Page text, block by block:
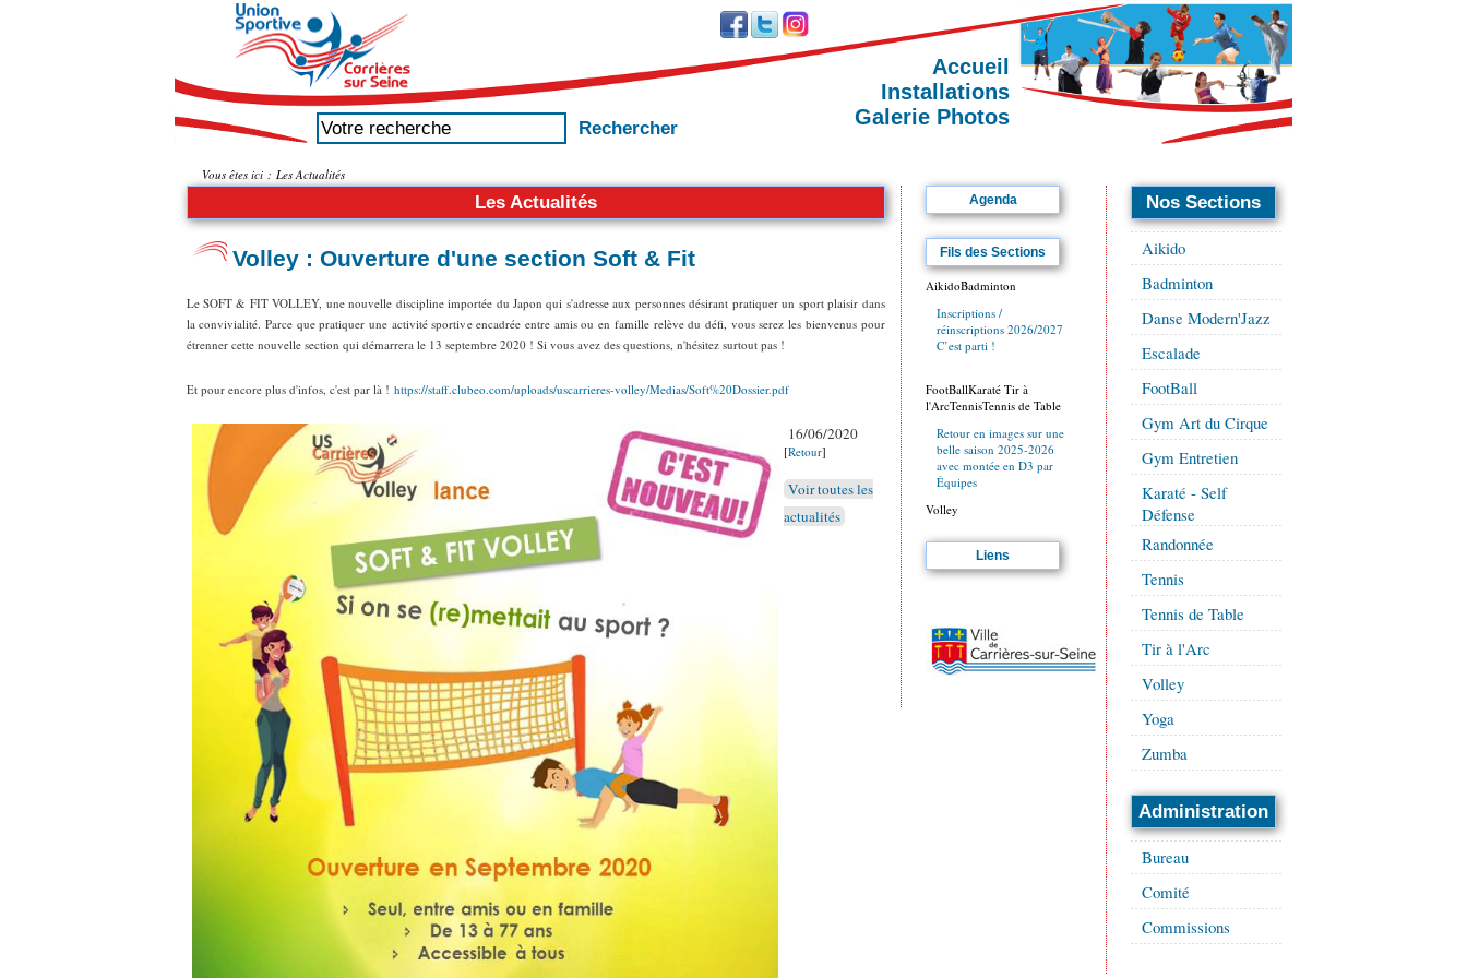
Accueil
Installations
Galerie Photos
Vous êtes ici : Les Actualités
Les Actualités
Volley : Ouverture d'une section Soft & Fit
Le SOFT & FIT VOLLEY, une nouvelle discipline importée du Japon qui s'adresse aux personnes désirant pratiquer un sport plaisir dans
la convivialité. Parce que pratiquer une activité sportive encadrée entre amis ou en famille relève du défi, vous serez les bienvenus pour
étrenner cette nouvelle section qui démarrera le 13 septembre 2020 ! Si vous avez des questions, n'hésitez surtout pas !
Et pour encore plus d'infos, c'est par là ! https://staff.clubeo.com/uploads/uscarrieres-volley/Medias/Soft%20Dossier.pdf
16/06/2020
[Retour]
Voir toutes les
actualités
Agenda
Fils des Sections
AikidoBadminton
Inscriptions /
réinscriptions 2026/2027
C’est parti !
FootBallKaraté Tir à
l'ArcTennisTennis de Table
Retour en images sur une
belle saison 2025-2026
avec montée en D3 par
Équipes
Volley
Liens
Nos Sections
Aikido
Badminton
Danse Modern'Jazz
Escalade
FootBall
Gym Art du Cirque
Gym Entretien
Karaté - Self
Défense
Randonnée
Tennis
Tennis de Table
Tir à l'Arc
Volley
Yoga
Zumba
Administration
Bureau
Comité
Commissions